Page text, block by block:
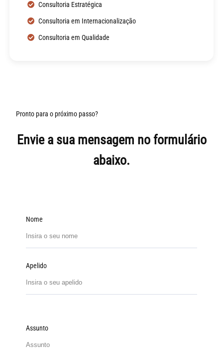
Consultoria Estratégica
Consultoria em Internacionalização
Consultoria em Qualidade
Pronto para o próximo passo?
Envie a sua mensagem no formulário
abaixo.
Nome
Apelido
Assunto